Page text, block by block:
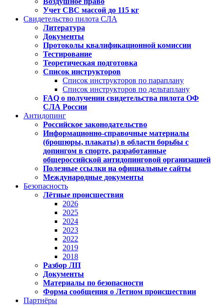
Учет СВС массой до 115 кг
Свидетельство пилота СЛА
Литература
Документы
Протоколы квалификационной комиссии
Тестирование
Теоретическая подготовка
Список инструкторов
Список инструкторов по параплану
Список инструкторов по дельтаплану
FAQ о получении свидетельства пилота ОФ
СЛА России
Антидопинг
Российское законодательство
Информационно-справочные материалы
(брошюры, плакаты) в области борьбы с
допингом в спорте, разработанные
общероссийской антидопинговой организацией
Полезные ссылки на официальные сайты
Международные документы
Безопасность
Лётные происшествия
2026
2025
2024
2023
2022
2019
2018
Разбор ЛП
Документы
Материалы по безопасности
Форма сообщения о Летном происшествии
Партнёры